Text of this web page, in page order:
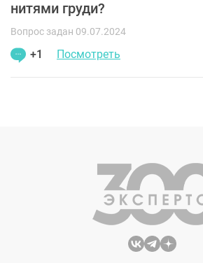
нитями груди?
Вопрос задан 09.07.2024
+1 Посмотреть